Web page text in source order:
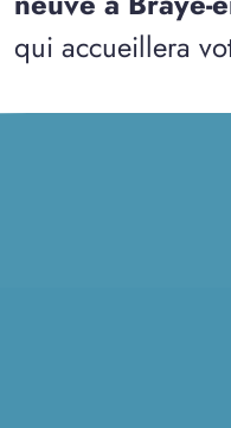
qui accueillera